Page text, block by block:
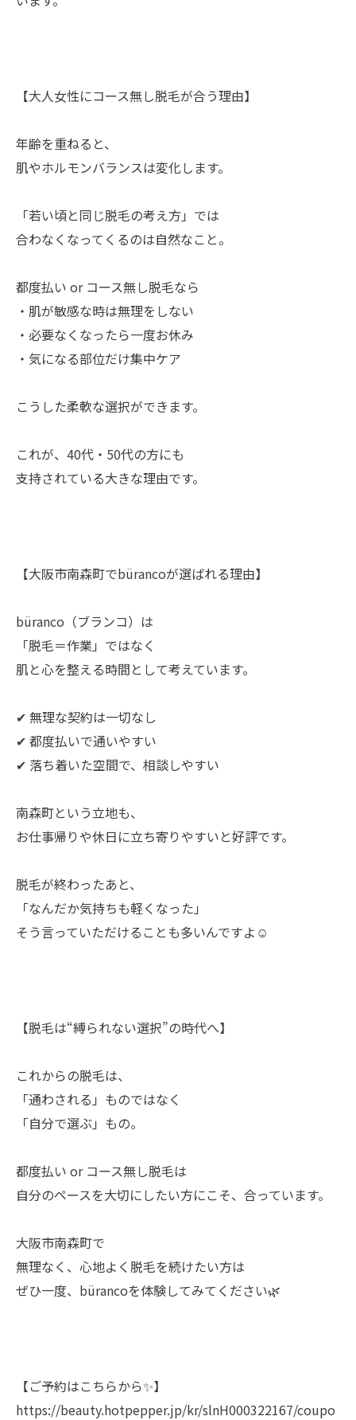
【大人女性にコース無し脱毛が合う理由】
年齢を重ねると、
肌やホルモンバランスは変化します。
「若い頃と同じ脱毛の考え方」では
合わなくなってくるのは自然なこと。
都度払い or コース無し脱毛なら
・肌が敏感な時は無理をしない
・必要なくなったら一度お休み
・気になる部位だけ集中ケア
こうした柔軟な選択ができます。
これが、40代・50代の方にも
支持されている大きな理由です。
【大阪市南森町でbürancoが選ばれる理由】
büranco（ブランコ）は
「脱毛＝作業」ではなく
肌と心を整える時間として考えています。
✔ 無理な契約は一切なし
✔ 都度払いで通いやすい
✔ 落ち着いた空間で、相談しやすい
南森町という立地も、
お仕事帰りや休日に立ち寄りやすいと好評です。
脱毛が終わったあと、
「なんだか気持ちも軽くなった」
そう言っていただけることも多いんですよ☺️
【脱毛は“縛られない選択”の時代へ】
これからの脱毛は、
「通わされる」ものではなく
「自分で選ぶ」もの。
都度払い or コース無し脱毛は
自分のペースを大切にしたい方にこそ、合っています。
大阪市南森町で
無理なく、心地よく脱毛を続けたい方は
ぜひ一度、bürancoを体験してみてください🌿
【ご予約はこちらから✨】
https://beauty.hotpepper.jp/kr/slnH000322167/coupo